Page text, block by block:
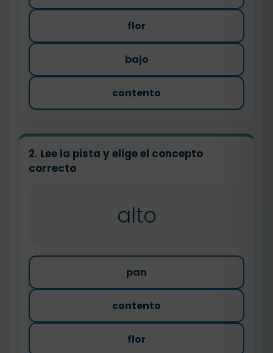
flor
bajo
contento
2. Lee la pista y elige el concepto
correcto
alto
pan
contento
flor